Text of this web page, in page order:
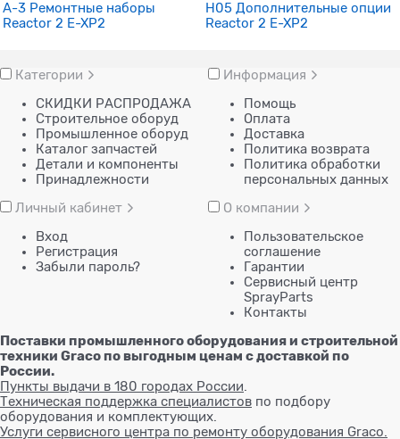
A-3 Ремонтные наборы
Reactor 2 E-XP2
H05 Дополнительные опции
Reactor 2 E-XP2
Категории
СКИДКИ РАСПРОДАЖА
Строительное оборуд
Промышленное оборуд
Каталог запчастей
Детали и компоненты
Принадлежности
Информация
Помощь
Оплата
Доставка
Политика возврата
Политика обработки
персональных данных
Личный кабинет
Вход
Регистрация
Забыли пароль?
О компании
Пользовательское
соглашение
Гарантии
Сервисный центр
SprayParts
Контакты
Поставки промышленного оборудования и строительной
техники Graco по выгодным ценам с доставкой по
России.
Пункты выдачи в 180 городах России
Техническая поддержка специалистов по подбору
оборудования и комплектующих.
Услуги сервисного центра по ремонту оборудования Graco.